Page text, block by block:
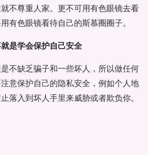
不尊重人家。更不可用有色眼镜去看
有色眼镜看待自己的斯慕圈圈子。
是学会保护自己安全
不缺乏骗子和一些坏人，所以做任何
意保护自己的隐私安全，例如个人地
落入到坏人手里来威胁或者欺负你。